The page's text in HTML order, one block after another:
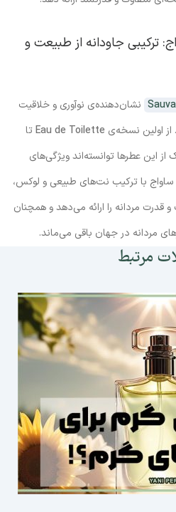
ترکیبی جاودانه از طبیعت و
نشان‌دهنده‌ی نوآوری و خلاقیت
اولین نسخه‌ی Eau de Toiletteتا
از این عطرها توانسته‌اند ویژگی‌های
با ترکیب نت‌های طبیعی و لوکس،
قدرت مردانه را ارائه می‌دهد و همچنان
مردانه در جهان باقی می‌ماند.
مرتبط